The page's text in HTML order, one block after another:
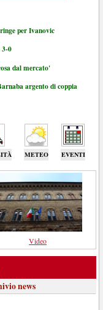
per Ivanovic
0
dal mercato'
argento di coppia
METEO EVENTI
Video
news